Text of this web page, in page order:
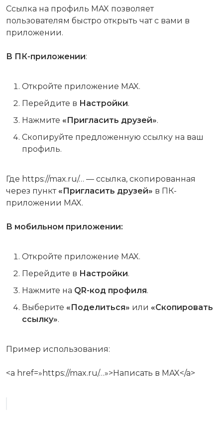
Ссылка на профиль MAX позволяет
пользователям быстро открыть чат с вами в
приложении.
В ПК-приложении:
Откройте приложение MAX.
Перейдите в Настройки.
Нажмите «Пригласить друзей».
Скопируйте предложенную ссылку на ваш
профиль.
Где https://max.ru/… — ссылка, скопированная
через пункт «Пригласить друзей» в ПК-
приложении MAX.
В мобильном приложении:
Откройте приложение MAX.
Перейдите в Настройки.
Нажмите на QR-код профиля.
Выберите «Поделиться» или «Скопировать
ссылку».
Пример использования:
<a href=»https://max.ru/…»>Написать в MAX</a>